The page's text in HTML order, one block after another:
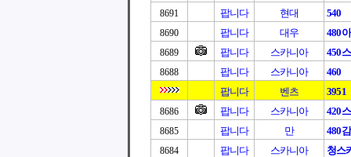
8691 팝니다 현대 540
8690 팝니다 대우 480
8689 팝니다 스카니아 450
8688 팝니다 스카니아
460
팝니다
벤츠 3951
8686 팝니다 스카니아 420
8685 팝니다 만 480
8684 팝니다 스카니아 청스